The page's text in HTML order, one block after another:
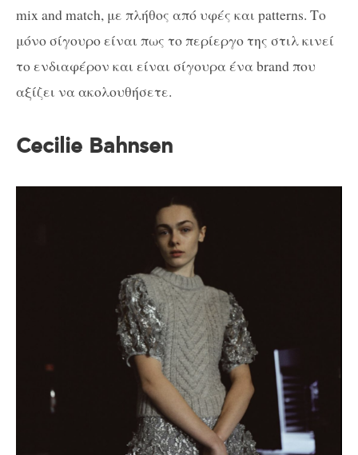
mix and match, με πλήθος από υφές και patterns. Το
μόνο σίγουρο είναι πως το περίεργο της στιλ κινεί
το ενδιαφέρον και είναι σίγουρα ένα brand που
αξίζει να ακολουθήσετε.
Cecilie Bahnsen